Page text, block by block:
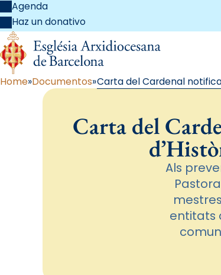
Agenda
Haz un donativo
Home Documentos Carta del Cardenal
Carta del
Als
entitats